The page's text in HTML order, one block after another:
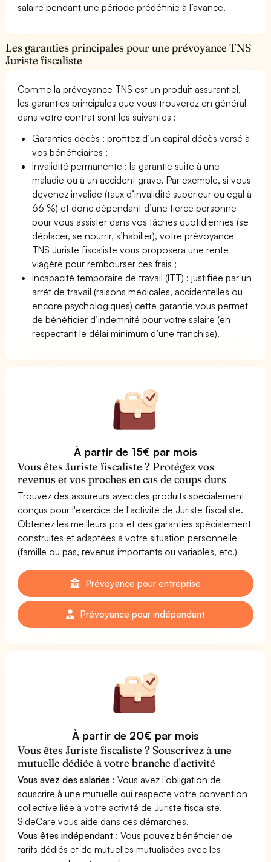
salaire pendant une période prédéfinie à l’avance.
Les garanties principales pour une prévoyance TNS
Juriste fiscaliste
Comme la prévoyance TNS est un produit assurantiel,
les garanties principales que vous trouverez en général
dans votre contrat sont les suivantes :
Garanties décès : profitez d’un capital décès versé à
vos bénéficiaires ;
Invalidité permanente : la garantie suite à une
maladie ou à un accident grave. Par exemple, si vous
devenez invalide (taux d’invalidité supérieur ou égal à
66 %) et donc dépendant d’une tierce personne
pour vous assister dans vos tâches quotidiennes (se
déplacer, se nourrir, s’habiller), votre prévoyance
TNS Juriste fiscaliste vous proposera une rente
viagère pour rembourser ces frais ;
Incapacité temporaire de travail (ITT) : justifiée par un
arrêt de travail (raisons médicales, accidentelles ou
encore psychologiques) cette garantie vous permet
de bénéficier d’indemnité pour votre salaire (en
respectant le délai minimum d’une franchise).
À partir de 15€ par mois
Vous êtes Juriste fiscaliste ? Protégez vos
revenus et vos proches en cas de coups durs
Trouvez des assureurs avec des produits spécialement
conçus pour l'exercice de l'activité de Juriste fiscaliste.
Obtenez les meilleurs prix et des garanties spécialement
construites et adaptées à votre situation personnelle
(famille ou pas, revenus importants ou variables, etc.)
Prévoyance pour entreprise
Prévoyance pour indépendant
À partir de 20€ par mois
Vous êtes Juriste fiscaliste ? Souscrivez à une
mutuelle dédiée à votre branche d'activité
Vous avez des salariés : Vous avez l'obligation de
souscrire à une mutuelle qui respecte votre convention
collective liée à votre activité de Juriste fiscaliste.
SideCare vous aide dans ces démarches.
Vous êtes indépendant : Vous pouvez bénéficier de
tarifs dédiés et de mutuelles mutualisées avec les